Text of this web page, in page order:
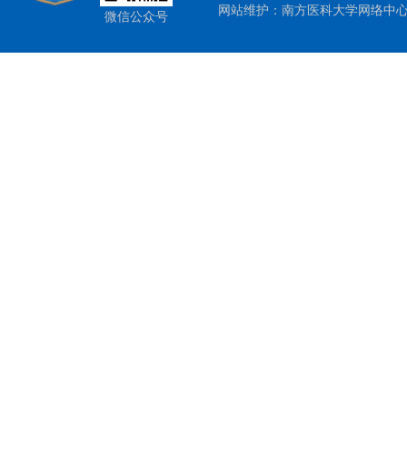
微信公众号
网站维护：南方医科大学网络中